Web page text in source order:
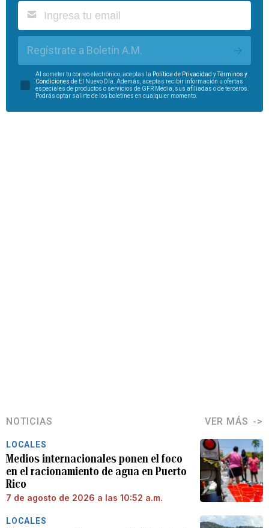
Regístrate a Boletín A.M.
Al someter tu correo electrónico, aceptas la Política de Privacidad yTérminos y
Condiciones de El Nuevo Día. Además, aceptas recibir información u ofertas
especiales de productos o servicios de GFR Media, sus afiliadas o de terceros.
Podrás optar salirte de los boletines en cualquier momento.
NOTICIAS VER MÁS
LOCALES
Medios internacionales ponen el foco
en el racionamiento de agua en Puerto
Rico
7 de agosto de 2026 a las 10:52 a.m.
LOCALES